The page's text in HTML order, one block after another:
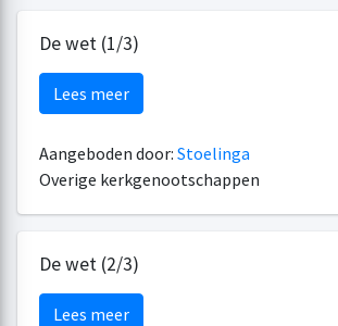
De wet (1/3)
Lees meer
Aangeboden door: Stoelinga
Overige kerkgenootschappen
De wet (2/3)
Lees meer